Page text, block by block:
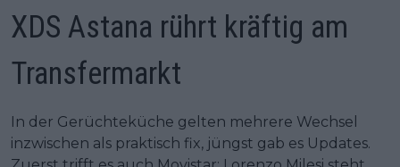
XDS Astana rührt kräftig am
Transfermarkt
In der Gerüchteküche gelten mehrere Wechsel
inzwischen als praktisch fix, jüngst gab es Updates.